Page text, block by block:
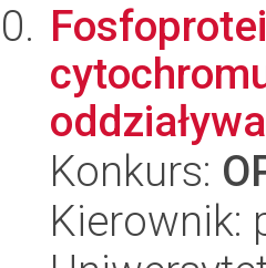
Konkurs:
Kierownik: